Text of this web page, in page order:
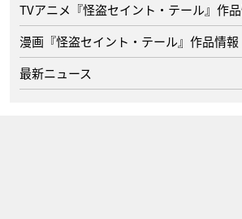
TVアニメ『怪盗セイント・テール』作
漫画『怪盗セイント・テール』作品情報
最新ニュース